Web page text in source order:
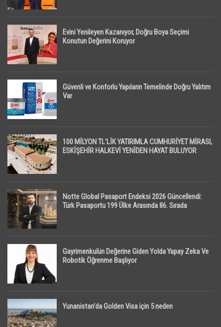
Evini Yenileyen Kazanıyor, Doğru Boya Seçimi
Konutun Değerini Koruyor
Güvenli ve Konforlu Yapıların Temelinde Doğru Yalıtım
Var
100 MİLYON TL’LİK YATIRIMLA CUMHURİYET MİRASI,
ESKİŞEHİR HALKEVİ YENİDEN HAYAT BULUYOR
Notte Global Pasaport Endeksi 2026 Güncellendi:
Türk Pasaportu 199 Ülke Arasında 86. Sırada
Gayrimenkulün Değerine Giden Yolda Yapay Zeka Ve
Robotik Öğrenme Başlıyor
Yunanistan’da Golden Visa için 5 neden